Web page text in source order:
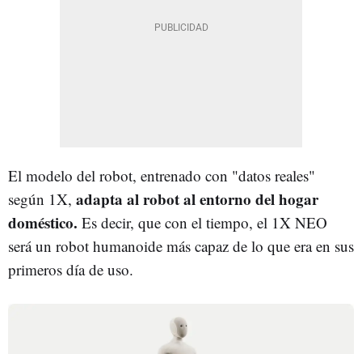
El modelo del robot, entrenado con "datos reales"
según 1X, adapta al robot al entorno del hogar
doméstico. Es decir, que con el tiempo, el 1X NEO
será un robot humanoide más capaz de lo que era en sus
primeros día de uso.